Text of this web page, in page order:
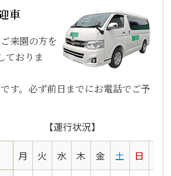
車
来園の方を
ておりま
す。必ず前日までにお電話でご予
【運行状況】
月 火 水 木 金 土 日